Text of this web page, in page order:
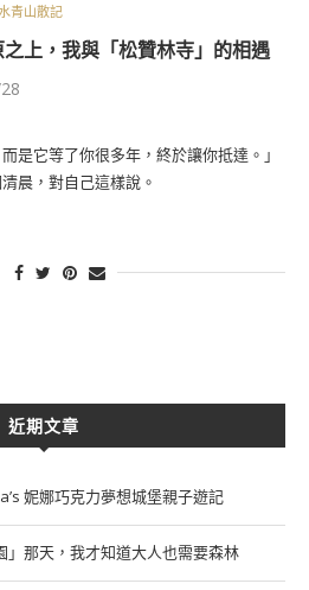
青山散記
上，我與「松贊林寺」的相遇
是它等了你很多年，終於讓你抵達。」
晨，對自己這樣說。
近期文章
妮娜巧克力夢想城堡親子遊記
那天，我才知道大人也需要森林